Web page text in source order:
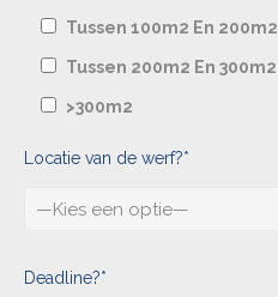
Tussen 100m2 En 200m2
Tussen 200m2 En 300m2
>300m2
Locatie van de werf?*
Deadline?*